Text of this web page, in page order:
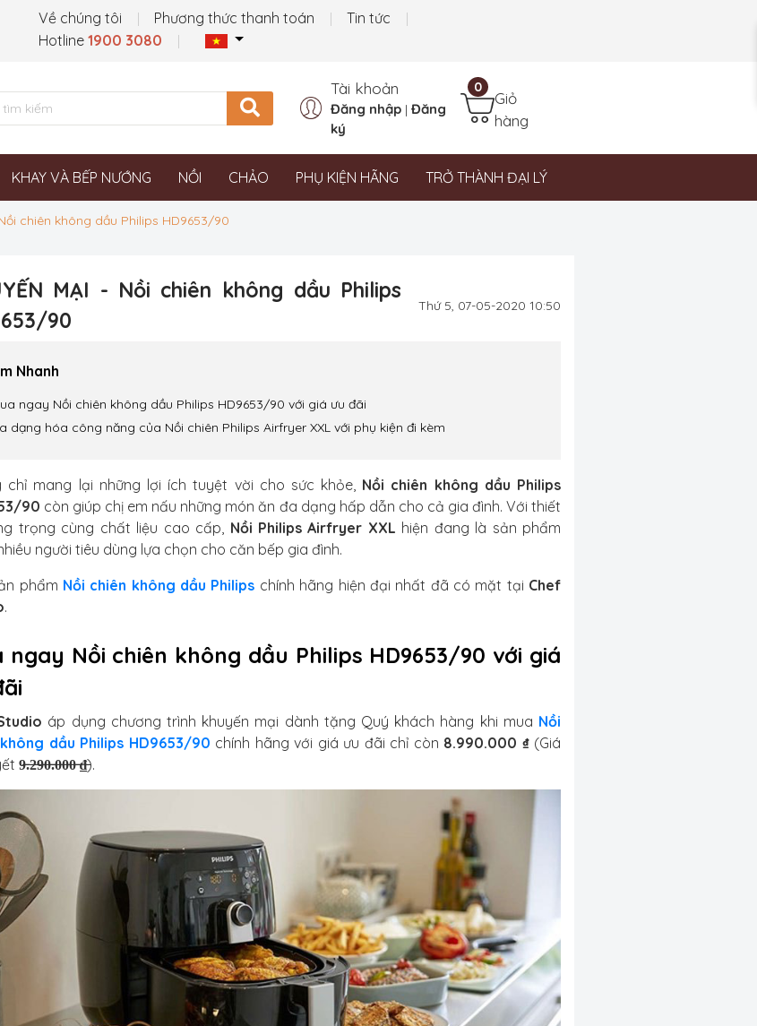
Về chúng tôi Phương thức thanh toán
Tin tức
Hotline1900 3080
Tài khoản
Đăng nhập| Đăng
ký
Giỏ
hàng
0
KHAY VÀ BẾP NƯỚNG NỒI CHẢO PHỤ KIỆN HÃNG TRỞ THÀNH ĐẠI LÝ
chiên không dầu Philips HD9653/90
MẠI - Nồi chiên không dầu Philips
90
Thứ 5, 07-05-2020 10:50
Nhanh
ngay Nồi chiên không dầu Philips HD9653/90 với giá ưu đãi
dạng hóa công năng của Nồi chiên Philips Airfryer XXL với phụ kiện đi kèm
chỉ mang lại những lợi ích tuyệt vời cho sức khỏe, Nồi chiên không dầu Philips
90 còn giúp chị em nấu những món ăn đa dạng hấp dẫn cho cả gia đình. Với thiết
trọng cùng chất liệu cao cấp, Nồi Philips Airfryer XXL hiện đang là sản phẩm
người tiêu dùng lựa chọn cho căn bếp gia đình.
phẩm Nồi chiên không dầu Philips chính hãng hiện đại nhất đã có mặt tại Chef
.
ngay Nồi chiên không dầu Philips HD9653/90 với giá
áp dụng chương trình khuyến mại dành tặng Quý khách hàng khi mua Nồi
dầu Philips HD9653/90 chính hãng với giá ưu đãi chỉ còn 8.990.000 ₫(Giá
9̶.̶2̶9̶0̶.̶0̶0̶0̶ ̶₫̶).